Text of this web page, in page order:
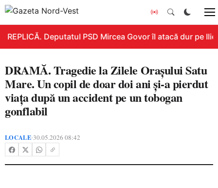
REPLICĂ. Deputatul PSD Mircea Govor îl atacă dur pe
DRAMĂ. Tragedie la Zilele Orașului Satu
Mare. Un copil de doar doi ani și-a pierdut
viața după un accident pe un tobogan
gonflabil
LOCALE•30.05.2026 08:42